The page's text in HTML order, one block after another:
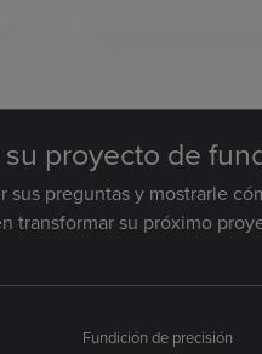
proyecto de
sus preguntas y mostrarle
transformar su próximo
Fundición de precisión